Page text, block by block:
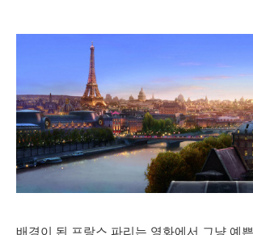
배경이 된 프랑스 파리는 영화에서 그냥 예